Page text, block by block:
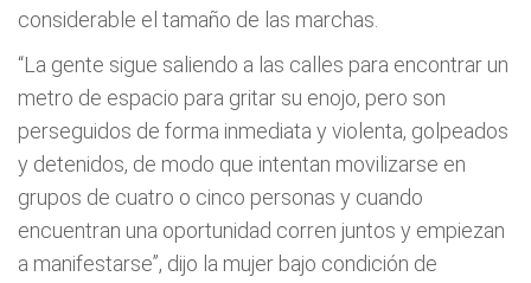
considerable el tamaño de las marchas.
“La gente sigue saliendo a las calles para encontrar un
metro de espacio para gritar su enojo, pero son
perseguidos de forma inmediata y violenta, golpeados
y detenidos, de modo que intentan movilizarse en
grupos de cuatro o cinco personas y cuando
encuentran una oportunidad corren juntos y empiezan
a manifestarse”, dijo la mujer bajo condición de